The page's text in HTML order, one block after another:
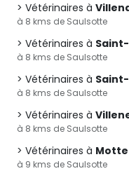
Vétérinaires à
à 8 kms de Saulsotte
Vétérinaires à
à 8 kms de Saulsotte
Vétérinaires à
à 8 kms de Saulsotte
Vétérinaires à
à 8 kms de Saulsotte
Vétérinaires à
à 9 kms de Saulsotte